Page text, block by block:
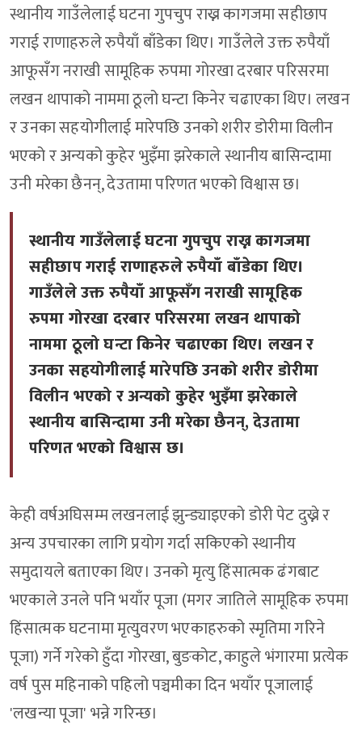
स्थानीय गाउँलेलाई घटना गुपचुप राख्न कागजमा सहीछाप
गराई राणाहरुले रुपैयाँ बाँडेका थिए। गाउँलेले उक्त रुपैयाँ
आफूसँग नराखी सामूहिक रुपमा गोरखा दरबार परिसरमा
लखन थापाको नाममा ठूलो घन्टा किनेर चढाएका थिए। लखन
र उनका सहयोगीलाई मारेपछि उनको शरीर डोरीमा विलीन
भएको र अन्यको कुहेर भुइँमा झरेकाले स्थानीय बासिन्दामा
उनी मरेका छैनन्, देउतामा परिणत भएको विश्वास छ।
स्थानीय गाउँलेलाई घटना गुपचुप राख्न कागजमा
सहीछाप गराई राणाहरुले रुपैयाँ बाँडेका थिए।
गाउँलेले उक्त रुपैयाँ आफूसँग नराखी सामूहिक
रुपमा गोरखा दरबार परिसरमा लखन थापाको
नाममा ठूलो घन्टा किनेर चढाएका थिए। लखन र
उनका सहयोगीलाई मारेपछि उनको शरीर डोरीमा
विलीन भएको र अन्यको कुहेर भुइँमा झरेकाले
स्थानीय बासिन्दामा उनी मरेका छैनन्, देउतामा
परिणत भएको विश्वास छ।
केही वर्षअघिसम्म लखनलाई झुन्ड्याइएको डोरी पेट दुख्ने र
अन्य उपचारका लागि प्रयोग गर्दा सकिएको स्थानीय
समुदायले बताएका थिए। उनको मृत्यु हिंसात्मक ढंगबाट
भएकाले उनले पनि भयाँर पूजा (मगर जातिले सामूहिक रुपमा
हिंसात्मक घटनामा मृत्युवरण भएकाहरुको स्मृतिमा गरिने
पूजा) गर्ने गरेको हुँदा गोरखा, बुङकोट, काहुले भंगारमा प्रत्येक
वर्ष पुस महिनाको पहिलो पञ्चमीका दिन भयाँर पूजालाई
'लखन्या पूजा' भन्ने गरिन्छ।